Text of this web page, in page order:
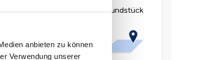
anbieten zu können
Verwendung unserer